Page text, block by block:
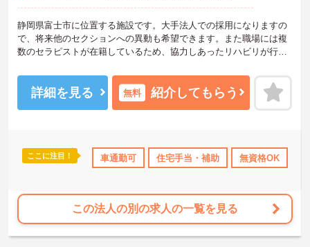
年間休日110日以上 資格取得サポート 産休･育休･介護休暇取得実
静岡県富士市に位置する施設です。大手法人での採用になりますの
で、将来他のセクションへの異動も希望できます。また職場には複
数のセラピストが在籍しているため、協力しあったリハビリが行え
面接対策ポイントなどさらに詳細をお話致しますのでお気軽にお問
い合わせ下さい。
詳細を見る 無料 紹介してもらう
ここに注目！ 車通勤可 住宅手当・補助 無資格OK
この法人の別の求人の一覧を見る